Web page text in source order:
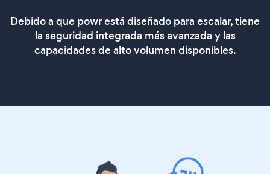
Debido a que powr está diseñado para escalar, tiene
la seguridad integrada más avanzada y las
capacidades de alto volumen disponibles.